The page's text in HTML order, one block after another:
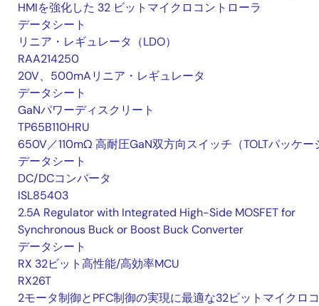
HMIを強化した 32 ビットマイクロコントローラ
データシート
リニア・レギュレータ（LDO）
RAA214250
20V、500mAリニア・レギュレータ
データシート
GaNパワーディスクリート
TP65B110HRU
650V／110mΩ 高耐圧GaN双方向スイッチ（TOLTパッケー
データシート
DC/DCコンバータ
ISL85403
2.5A Regulator with Integrated High-Side MOSFET for
Synchronous Buck or Boost Buck Converter
データシート
RX 32ビット高性能/高効率MCU
RX26T
2モータ制御とPFC制御の実現に最適な32ビットマイクロ